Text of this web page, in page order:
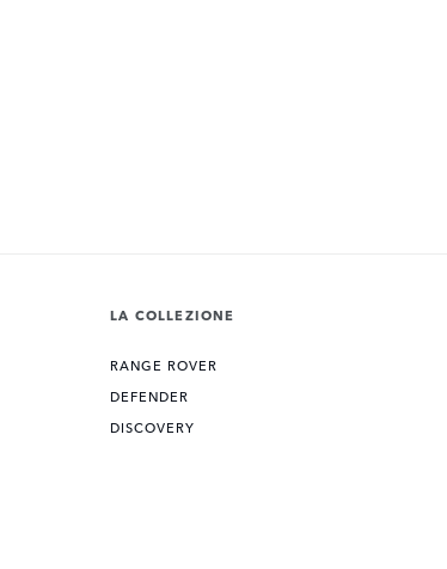
LA COLLEZIONE
RANGE ROVER
DEFENDER
DISCOVERY